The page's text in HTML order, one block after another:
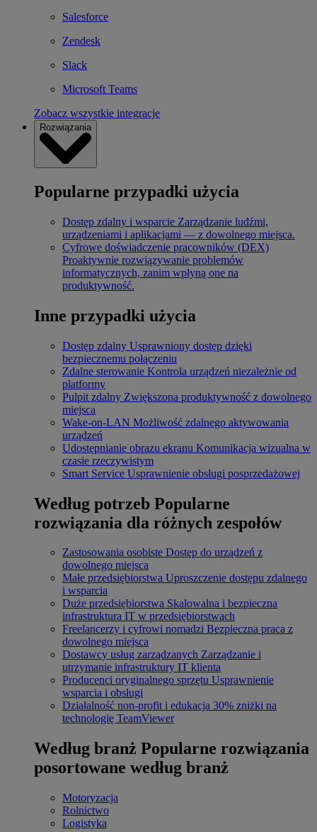
Salesforce
Zendesk
Slack
Microsoft Teams
Zobacz wszystkie integracje
Rozwiązania
Popularne przypadki użycia
Dostęp zdalny i wsparcie Zarządzanie ludźmi,
urządzeniami i aplikacjami — z dowolnego miejsca.
Cyfrowe doświadczenie pracowników (DEX)
Proaktywnie rozwiązywanie problemów
informatycznych, zanim wpłyną one na
produktywność.
Inne przypadki użycia
Dostęp zdalny Usprawniony dostęp dzięki
bezpiecznemu połączeniu
Zdalne sterowanie Kontrola urządzeń niezależnie od
platformy
Pulpit zdalny Zwiększona produktywność z dowolnego
miejsca
Wake-on-LAN Możliwość zdalnego aktywowania
urządzeń
Udostępnianie obrazu ekranu Komunikacja wizualna w
czasie rzeczywistym
Smart Service Usprawnienie obsługi posprzedażowej
Według potrzeb Popularne
rozwiązania dla różnych zespołów
Zastosowania osobiste Dostęp do urządzeń z
dowolnego miejsca
Małe przedsiębiorstwa Uproszczenie dostępu zdalnego
i wsparcia
Duże przedsiębiorstwa Skalowalna i bezpieczna
infrastruktura IT w przedsiębiorstwach
Freelancerzy i cyfrowi nomadzi Bezpieczna praca z
dowolnego miejsca
Dostawcy usług zarządzanych Zarządzanie i
utrzymanie infrastruktury IT klienta
Producenci oryginalnego sprzętu Usprawnienie
wsparcia i obsługi
Działalność non-profit i edukacja 30% zniżki na
technologię TeamViewer
Według branż Popularne rozwiązania
posortowane według branż
Motoryzacja
Rolnictwo
Logistyka